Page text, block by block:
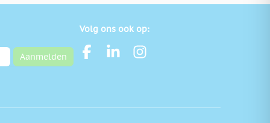
Aanmelden
Volg ons ook op: